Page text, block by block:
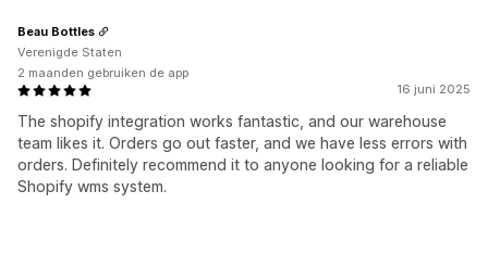
16 juni 2025
The shopify integration works fantastic, and our warehouse
team likes it. Orders go out faster, and we have less errors with
orders. Definitely recommend it to anyone looking for a reliable
Shopify wms system.
Beau Bottles
Verenigde Staten
2 maanden gebruiken de app